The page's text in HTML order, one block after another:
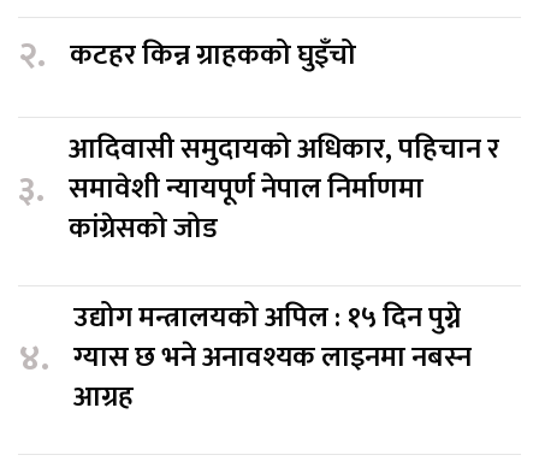
२. कटहर किन्न ग्राहकको घुइँचो
३.
आदिवासी समुदायको अधिकार, पहिचान र
समावेशी न्यायपूर्ण नेपाल निर्माणमा
कांग्रेसको जोड
४.
उद्योग मन्त्रालयको अपिल : १५ दिन पुग्ने
ग्यास छ भने अनावश्यक लाइनमा नबस्न
आग्रह